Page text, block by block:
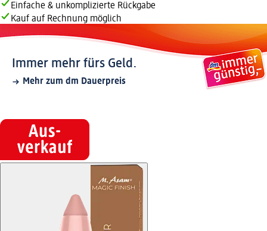
Einfache & unkomplizierte Rückgabe
Kauf auf Rechnung möglich
Immer mehr fürs Geld.
Mehr zum dm Dauerpreis